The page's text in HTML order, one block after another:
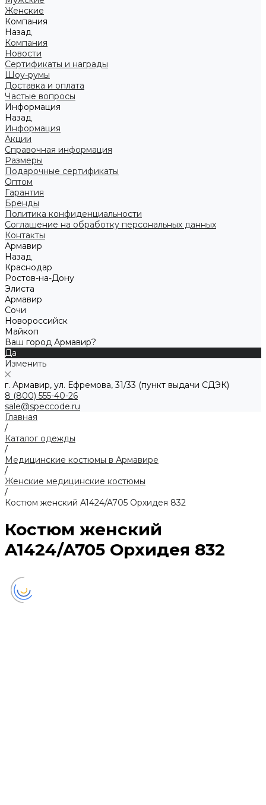
Женские
Компания
Назад
Компания
Новости
Сертификаты и награды
Шоу-румы
Доставка и оплата
Частые вопросы
Информация
Назад
Информация
Акции
Справочная информация
Размеры
Подарочные сертификаты
Оптом
Гарантия
Бренды
Политика конфиденциальности
Соглашение на обработку персональных данных
Контакты
Армавир
Назад
Краснодар
Ростов-на-Дону
Элиста
Армавир
Сочи
Новороссийск
Майкоп
Ваш город Армавир?
Да
Изменить
г. Армавир, ул. Ефремова, 31/33 (пункт выдачи СДЭК)
8 (800) 555-40-26
sale@speccode.ru
Главная
/
Каталог одежды
/
Медицинские костюмы в Армавире
/
Женские медицинские костюмы
/
Костюм женский A1424/A705 Орхидея 832
Костюм женский
A1424/A705 Орхидея 832